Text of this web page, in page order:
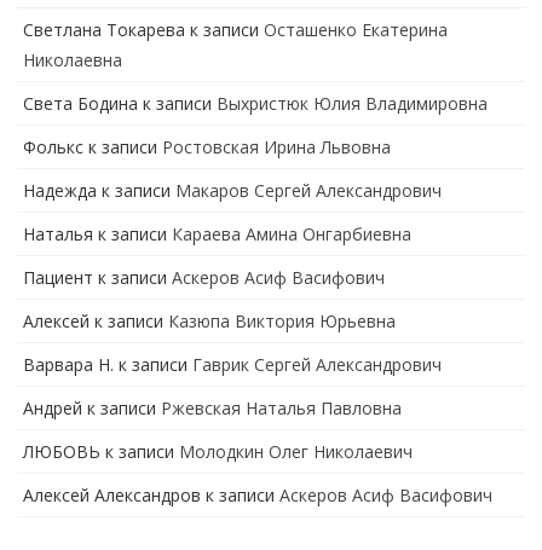
Cветлана Токарева к записи Осташенко Екатерина
Николаевна
Света Бодина к записи Выхристюк Юлия Владимировна
Фолькс к записи Ростовская Ирина Львовна
Надежда к записи Макаров Сергей Александрович
Наталья к записи Караева Амина Онгарбиевна
Пациент к записи Аскеров Асиф Васифович
Алексей к записи Казюпа Виктория Юрьевна
Варвара Н. к записи Гаврик Сергей Александрович
Андрей к записи Ржевская Наталья Павловна
ЛЮБОВЬ к записи Молодкин Олег Николаевич
Алексей Александров к записи Аскеров Асиф Васифович